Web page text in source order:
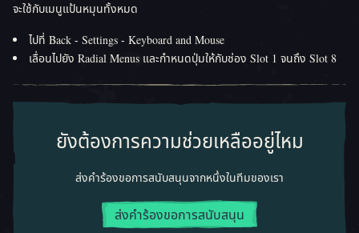
จะใช้กับเมนูแป้นหมุนทั้งหมด
ไปที่ Back - Settings - Keyboard and Mouse
เลื่อนไปยัง Radial Menus และกำหนดปุ่มให้กับช่อง Slot 1 จนถึง Slot 8
ยังต้องการความช่วยเหลืออยู่ไหม
ส่งคำร้องขอการสนับสนุนจากหนึ่งในทีมของเรา
ส่งคำร้องขอการสนับสนุน